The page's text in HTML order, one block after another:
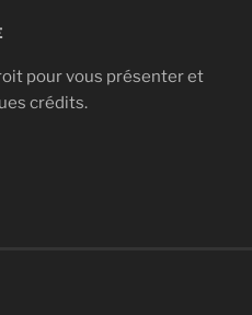
pour vous présenter et
crédits.